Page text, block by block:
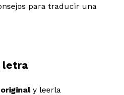
para traducir una
letra
y leerla